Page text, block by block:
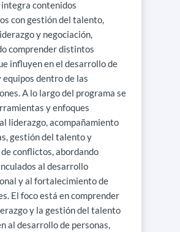
contenidos
con gestión del talento,
y negociación,
comprender distintos
influyen en el desarrollo de
equipos dentro de las
A lo largo del programa se
y enfoques
liderazgo, acompañamiento
gestión del talento y
conflictos, abordando
al desarrollo
y al fortalecimiento de
El foco está en comprender
y la gestión del talento
al desarrollo de personas,